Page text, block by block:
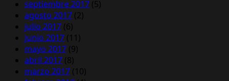
septiembre 2017 (5)
agosto 2017 (2)
julio 2017 (6)
junio 2017 (11)
mayo 2017 (9)
abril 2017 (8)
marzo 2017 (10)